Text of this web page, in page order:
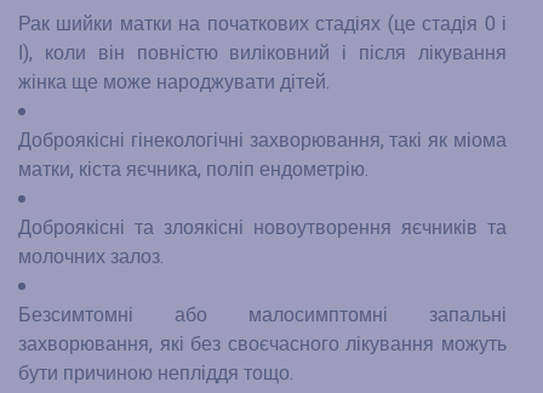
Рак шийки матки на початкових стадіях (це стадія 0 і
І), коли він повністю виліковний і після лікування
жінка ще може народжувати дітей.
Доброякісні гінекологічні захворювання, такі як міома
матки, кіста яєчника, поліп ендометрію.
Доброякісні та злоякісні новоутворення яєчників та
молочних залоз.
Безсимтомні або малосимптомні запальні
захворювання, які без своєчасного лікування можуть
бути причиною непліддя тощо.